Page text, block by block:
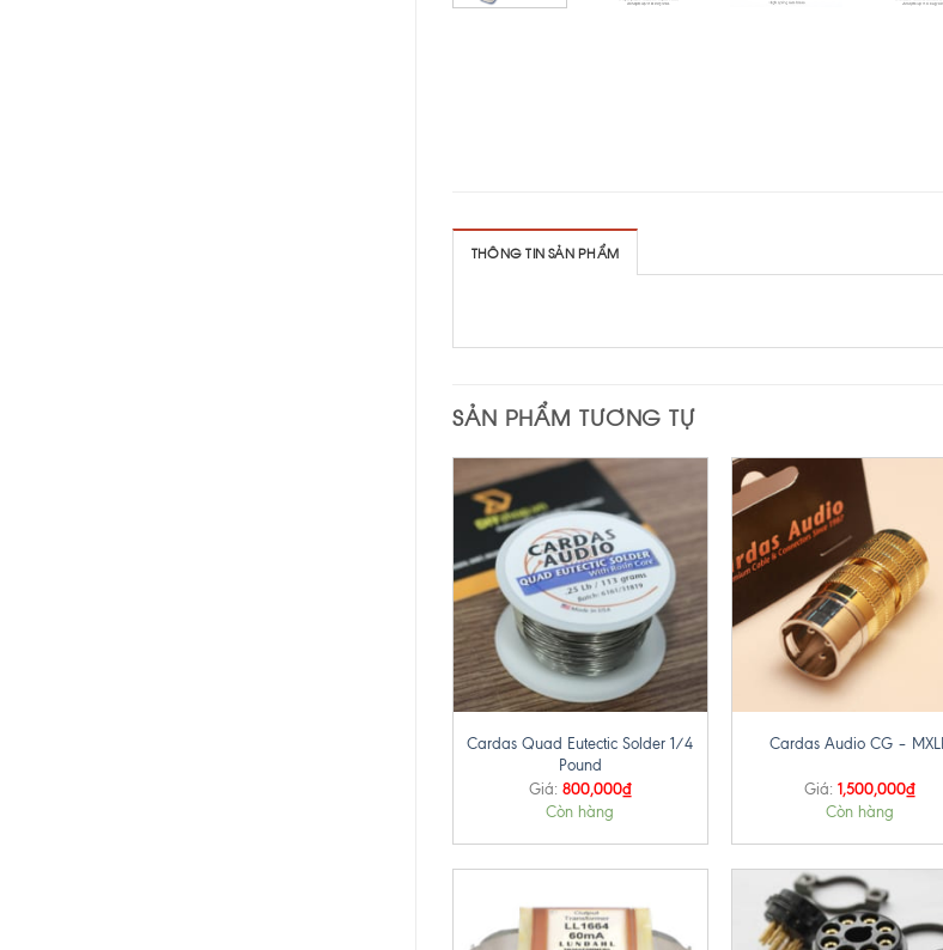
THÔNG TIN SẢN PHẨM
SẢN PHẨM TƯƠNG TỰ
+
Cardas Quad Eutectic Solder 1/4
Pound
Giá: 800,000₫
Còn hàng
Cardas Audio CG –
Giá: 1,500,000₫
Còn hàng